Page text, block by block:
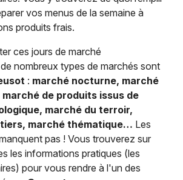
vos menus de la semaine à
produits frais.
ces jours de marché
nombreux types de marchés sont
: marché nocturne, marché
de produits issus de
marché du terroir,
marché thématique… Les
pas ! Vous trouverez sur
les informations pratiques (les
pour vous rendre à l'un des